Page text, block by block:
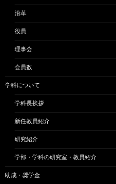
沿革
役員
理事会
会員数
学科について
学科長挨拶
新任教員紹介
研究紹介
学部・学科の研究室・教員紹介
助成・奨学金